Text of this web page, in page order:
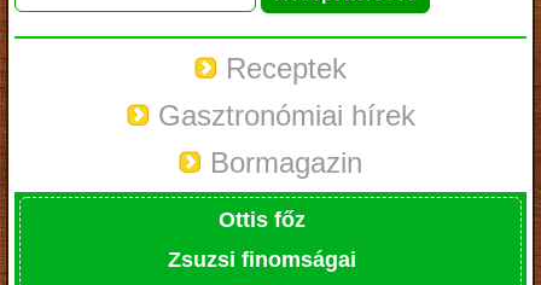
Receptek
Gasztronómiai hírek
Bormagazin
Ottis főz
Zsuzsi finomságai